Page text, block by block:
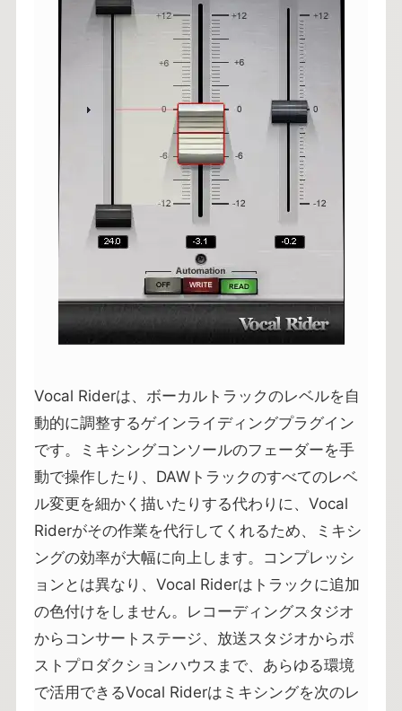
Vocal Riderは、ボーカルトラックのレベルを自
動的に調整するゲインライディングプラグイン
です。ミキシングコンソールのフェーダーを手
動で操作したり、DAWトラックのすべてのレベ
ル変更を細かく描いたりする代わりに、Vocal
Riderがその作業を代行してくれるため、ミキシ
ングの効率が大幅に向上します。コンプレッシ
ョンとは異なり、Vocal Riderはトラックに追加
の色付けをしません。レコーディングスタジオ
からコンサートステージ、放送スタジオからポ
ストプロダクションハウスまで、あらゆる環境
で活用できるVocal Riderはミキシングを次のレ